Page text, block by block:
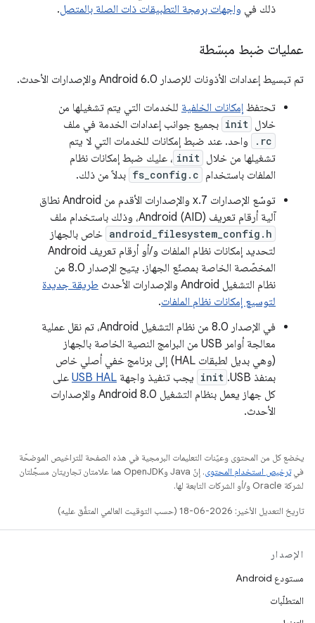
ذلك في واجهات برمجة التطبيقات ذات الصلة بالمتصل.
عمليات ضبط مبسّطة
تم تبسيط إعدادات الأذونات للإصدار Android 6.0 والإصدارات الأحدث.
تحتفظ إمكانات الخلفية للخدمات التي يتم تشغيلها من
خلال init بجميع جوانب إعدادات الخدمة في ملف
.rc
واحد. عند ضبط إمكانات للخدمات التي لا يتم
تشغيلها من خلال init ، عليك ضبط إمكانات نظام
الملفات باستخدام fs_config.c بدلاً من ذلك.
توسّع الإصدارات 7.x والإصدارات الأقدم من Android نطاق
آلية أرقام تعريف Android (AID)، وذلك باستخدام ملف
android_filesystem_config.h خاص بالجهاز
لتحديد إمكانات نظام الملفات و/أو أرقام تعريف Android
المخصّصة الخاصة بمصنّع الجهاز. يتيح الإصدار 8.0 من
نظام التشغيل Android والإصدارات الأحدث
طريقة جديدة
لتوسيع إمكانات نظام الملفات.
في الإصدار 8.0 من نظام التشغيل Android، تم نقل عملية
معالجة أوامر USB من البرامج النصية الخاصة بالجهاز
(وهي بديل لطبقات HAL) إلى برنامج خفي أصلي خاص
بمنفذ USB.
init يجب تنفيذ واجهة USB HAL على
كل جهاز يعمل بنظام التشغيل Android 8.0 والإصدارات
الأحدث.
يخضع كل من المحتوى وعيّنات التعليمات البرمجية في هذه الصفحة للتراخيص الموضحّة
فيترخيص استخدام المحتوى
. إنّ Java وOpenJDK هما علامتان تجاريتان مسجَّلتان
لشركة Oracle و/أو الشركات التابعة لها.
تاريخ التعديل الأخير: 2026-06-18 (حسب التوقيت العالمي المتفَّق عليه)
الإصدار
مستودع Android
المتطلّبات